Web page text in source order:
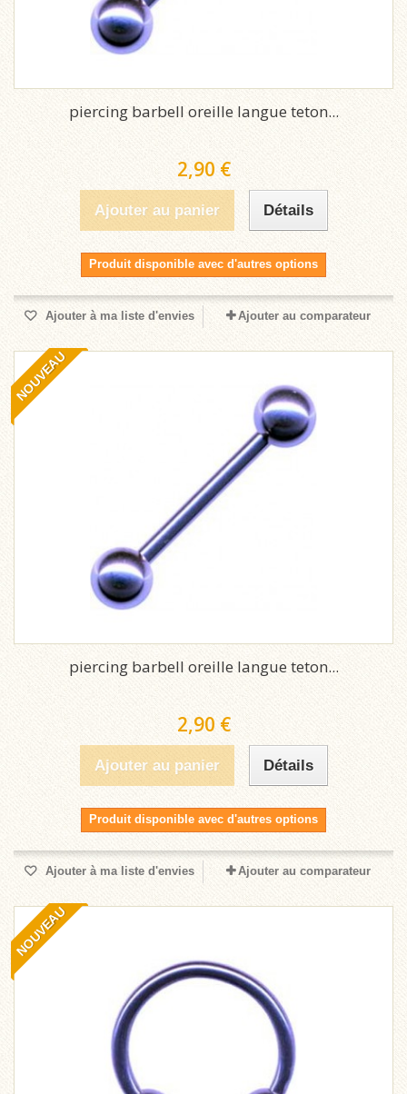
piercing barbell oreille langue teton...
2,90 €
Ajouter au panier Détails
Produit disponible avec d'autres options
Ajouter à ma liste d'envies Ajouter au comparateur
NOUVEAU
piercing barbell oreille langue teton...
2,90 €
Ajouter au panier Détails
Produit disponible avec d'autres options
Ajouter à ma liste d'envies Ajouter au comparateur
NOUVEAU